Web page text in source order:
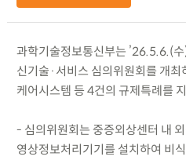
과학기술정보통신부는 ’26.5.6.(
신기술·서비스 심의위원회를 개최
케어시스템 등 4건의 규제특례를
- 심의위원회는 중증외상센터 내
영상정보처리기기를 설치하여 비